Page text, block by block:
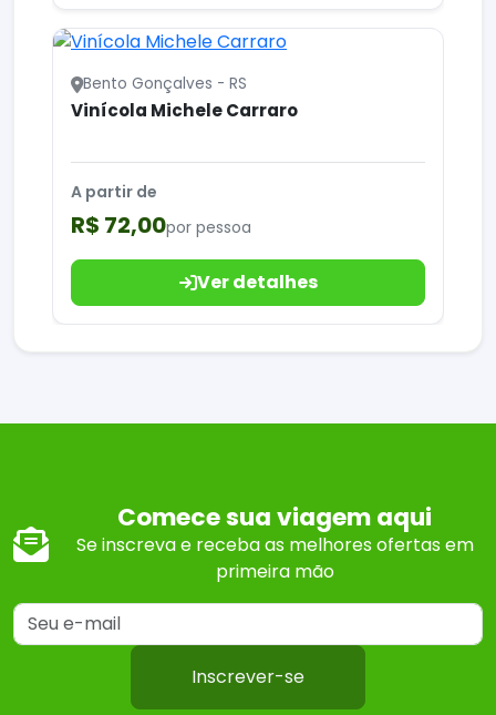
Bento Gonçalves - RS
Vinícola Michele Carraro
A partir de
R$ 72,00por pessoa
Ver detalhes
Comece sua viagem aqui
Se inscreva e receba as melhores ofertas em
primeira mão
Inscrever-se